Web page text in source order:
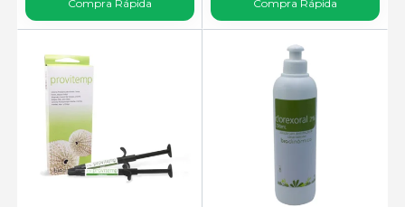
Compra Rápida Compra Rápida